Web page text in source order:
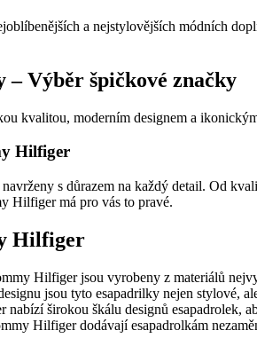
a nejstylovějších módních
Výběr špičkové značky
kvalitou, moderním designem a
Hilfiger
s důrazem na každý detail. Od
Hilfiger má pro vás to pravé.
Hilfiger
Hilfiger jsou vyrobeny z materiálů
jsou tyto esapadrilky nejen stylové,
nabízí širokou škálu designů esapadrolek,
Hilfiger dodávají esapadrolkám